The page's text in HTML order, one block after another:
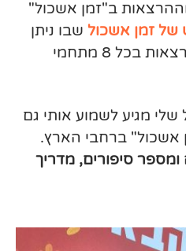
ב"זמן אשכול"
של זמן אשכול שבו ניתן
גם להרשם לסדרות ולהרצאות בכל 8 מתחמי
מגיע לשמוע אותי גם
אשכול" ברחבי הארץ.
סיפורים, מדריך